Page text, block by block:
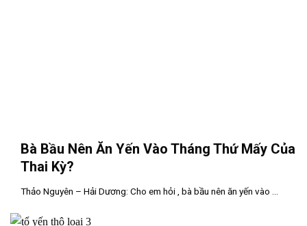
Bà Bầu Nên Ăn Yến Vào Tháng Thứ Mấy Của
Thai Kỳ?
Thảo Nguyên – Hải Dương: Cho em hỏi , bà bầu nên ăn yến vào ...